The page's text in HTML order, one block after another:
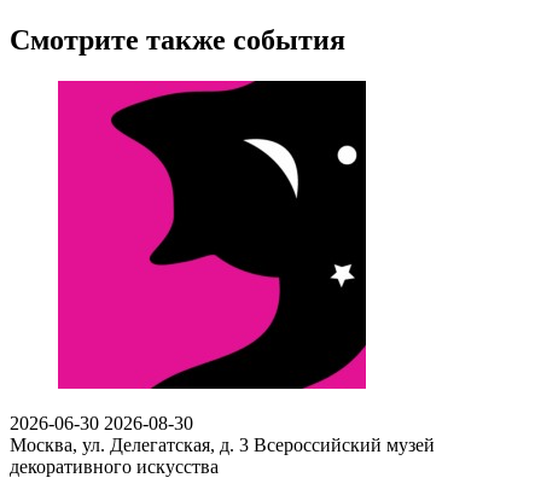
Смотрите также события
2026-06-30 2026-08-30
Москва, ул. Делегатская, д. 3 Всероссийский музей
декоративного искусства